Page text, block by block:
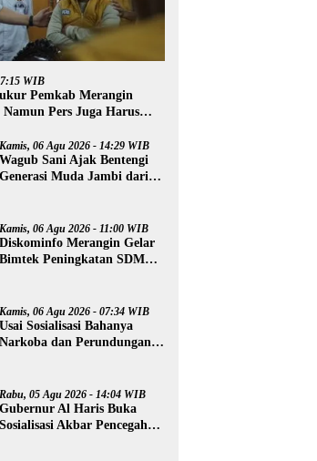
WIB
Pemkab Merangin
Pers Juga Harus
Kamis, 06 Agu 2026 - 14:29 WIB
Wagub Sani Ajak Bentengi
Generasi Muda Jambi dari
Kamis, 06 Agu 2026 - 11:00 WIB
Diskominfo Merangin Gelar
Bimtek Peningkatan SDM
Kamis, 06 Agu 2026 - 07:34 WIB
Usai Sosialisasi Bahanya
Narkoba dan Perundungan,
Rakyat
Rabu, 05 Agu 2026 - 14:04 WIB
Gubernur Al Haris Buka
Sosialisasi Akbar Pencegahan